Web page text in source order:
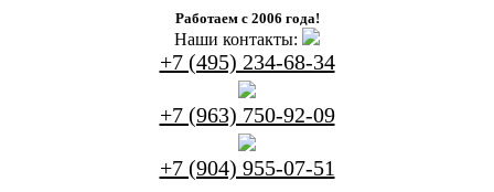
Работаем с 2006 года!
Наши контакты:
+7 (495) 234-68-34
+7 (963) 750-92-09
+7 (904) 955-07-51